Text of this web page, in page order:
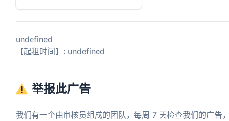
undefined
【起租时间】: undefined
举报此广告
我们有一个由审核员组成的团队，每周 7 天检查我们的广告，